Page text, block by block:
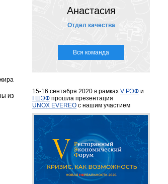
из
Анастасия
Отдел качества
Вся команда
15-16 сентября 2020 в рамках V РЭФ и
I ШЭФ прошла презентация
UNOX EVEREO с нашим участием